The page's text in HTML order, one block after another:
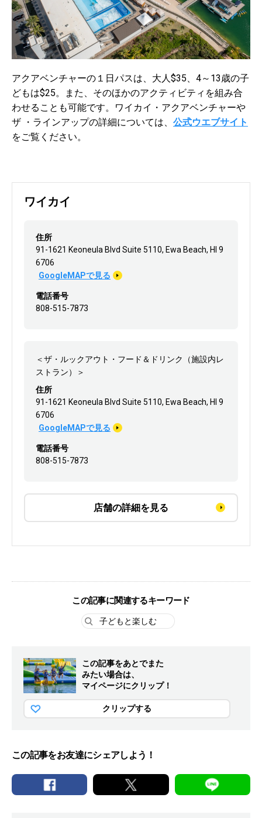
アクアベンチャーの１日パスは、大人$35、4～13歳の子
どもは$25。また、そのほかのアクティビティを組み合
わせることも可能です。ワイカイ・アクアベンチャーや
ザ ・ラインアップの詳細については、 公式ウエブサイト
をご覧ください。
ワイカイ
住所
91-1621 Keoneula Blvd Suite 5110, Ewa Beach, HI 9
6706
GoogleMAPで見る
電話番号
808-515-7873
＜ザ・ルックアウト・フード＆ドリンク（施設内レ
ストラン）＞
住所
91-1621 Keoneula Blvd Suite 5110, Ewa Beach, HI 9
6706
GoogleMAPで見る
電話番号
808-515-7873
店舗の詳細を見る
この記事に関連するキーワード
子どもと楽しむ
この記事をあとでまた
みたい場合は、
マイページにクリップ！
クリップする
この記事をお友達にシェアしよう！